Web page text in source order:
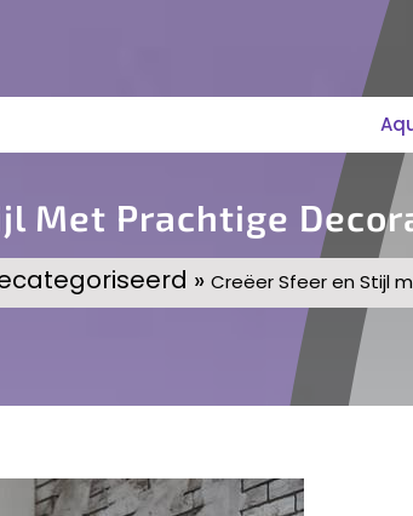
Met Prachtige
» Creëer Sfeer en Stijl